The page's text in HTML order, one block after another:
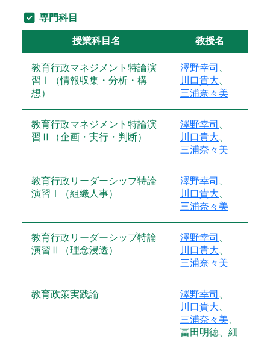
専門科目
授業科目名 教授名
教育行政マネジメント特論演
習Ⅰ（情報収集・分析・構
想）
澤野幸司
川口貴大
三浦奈々美
教育行政マネジメント特論演
習Ⅱ（企画・実行・判断）
澤野幸司
川口貴大
三浦奈々美
教育行政リーダーシップ特論
演習Ⅰ（組織人事）
澤野幸司
川口貴大
三浦奈々美
教育行政リーダーシップ特論
演習Ⅱ（理念浸透）
澤野幸司
川口貴大
三浦奈々美
教育政策実践論 澤野幸司
川口貴大
三浦奈々美
冨田明徳、細